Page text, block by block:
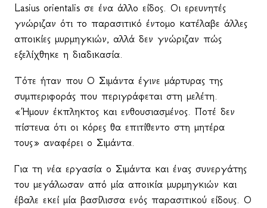
Lasius orientalis σε ένα άλλο είδος. Οι ερευνητές
γνώριζαν ότι το παρασιτικό έντομο κατέλαβε άλλες
αποικίες μυρμηγκιών, αλλά δεν γνώριζαν πώς
εξελίχθηκε η διαδικασία.
Τότε ήταν που Ο Σιμάντα έγινε μάρτυρας της
συμπεριφοράς που περιγράφεται στη μελέτη.
«Ήμουν έκπληκτος και ενθουσιασμένος. Ποτέ δεν
πίστευα ότι οι κόρες θα επιτίθεντο στη μητέρα
τους» αναφέρει ο Σιμάντα.
Για τη νέα εργασία ο Σιμάντα και ένας συνεργάτης
του μεγάλωσαν από μία αποικία μυρμηγκιών και
έβαλε εκεί μία βασίλισσα ενός παρασιτικού είδους. Ο